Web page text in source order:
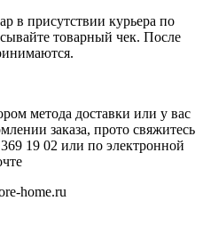
в присутствии курьера по
товарный чек. После
метода доставки или у вас
заказа, прото свяжитесь
19 02 или по электронной
home.ru